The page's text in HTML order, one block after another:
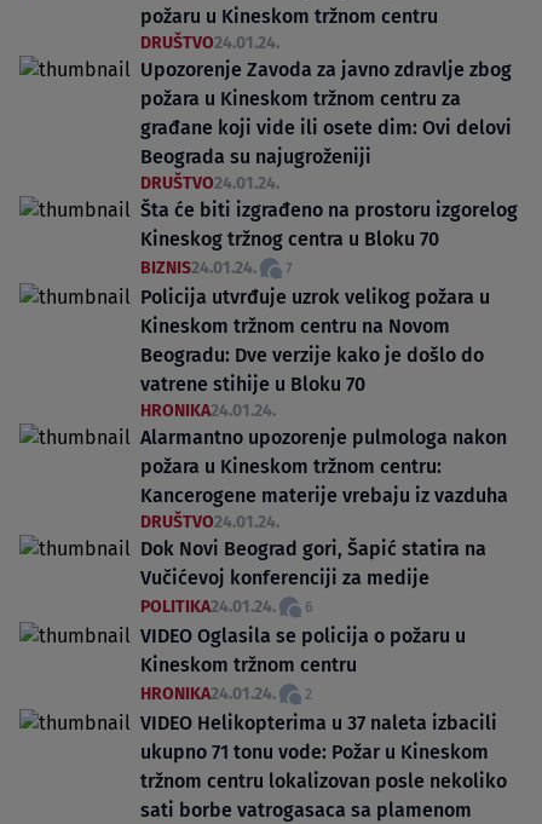
požaru u Kineskom tržnom centru
DRUŠTVO24.01.24.
Upozorenje Zavoda za javno zdravlje zbog
požara u Kineskom tržnom centru za
građane koji vide ili osete dim: Ovi delovi
Beograda su najugroženiji
DRUŠTVO24.01.24.
Šta će biti izgrađeno na prostoru izgorelog
Kineskog tržnog centra u Bloku 70
BIZNIS24.01.24. 7
Policija utvrđuje uzrok velikog požara u
Kineskom tržnom centru na Novom
Beogradu: Dve verzije kako je došlo do
vatrene stihije u Bloku 70
HRONIKA24.01.24.
Alarmantno upozorenje pulmologa nakon
požara u Kineskom tržnom centru:
Kancerogene materije vrebaju iz vazduha
DRUŠTVO24.01.24.
Dok Novi Beograd gori, Šapić statira na
Vučićevoj konferenciji za medije
POLITIKA24.01.24. 6
VIDEO Oglasila se policija o požaru u
Kineskom tržnom centru
HRONIKA24.01.24. 2
VIDEO Helikopterima u 37 naleta izbacili
ukupno 71 tonu vode: Požar u Kineskom
tržnom centru lokalizovan posle nekoliko
sati borbe vatrogasaca sa plamenom